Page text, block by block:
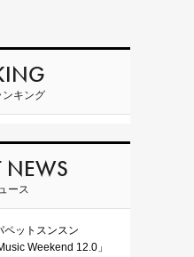
ンキング
NEWS
ース
ペットスンスン
Weekend 12.0」